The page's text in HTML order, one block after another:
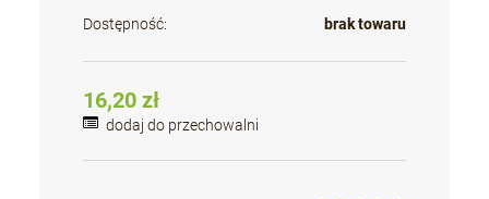
Dostępność: brak towaru
16,20 zł
dodaj do przechowalni